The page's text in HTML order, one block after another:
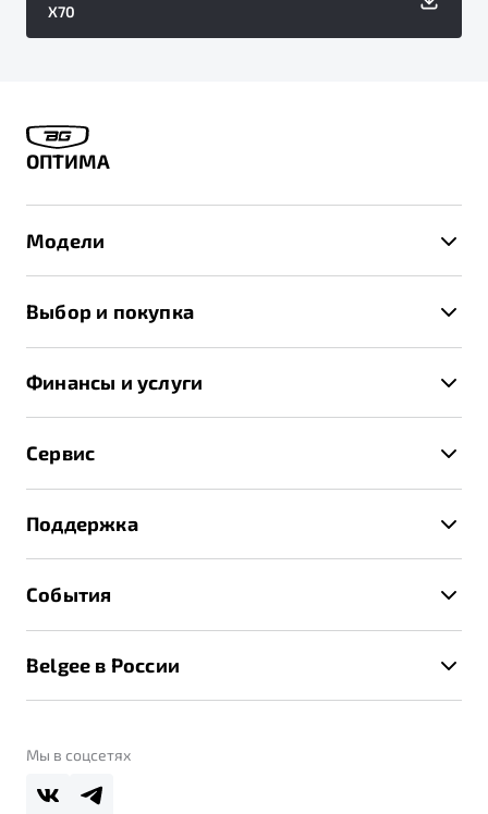
X70
ОПТИМА
Модели
X70
Выбор и покупка
Спецпредложения и Акции
Записаться на тест-драйв
Получить предложение
Финансы и услуги
Трейд-ин
Страхование
Расчет КАСКО
Сервис
Руководство по эксплуатации
Техническое обслуживание
Калькулятор ТО
Поддержка
Помощь на дорогах
Belgee Линк
Belgee Плюс
События
Контакты
Belgee в России
О дилерском центре
Правовая информация
Мы в соцсетях